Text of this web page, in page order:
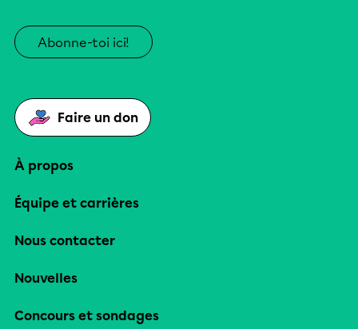
Abonne-toi ici!
Faire un don
À propos
Équipe et carrières
Nous contacter
Nouvelles
Concours et sondages